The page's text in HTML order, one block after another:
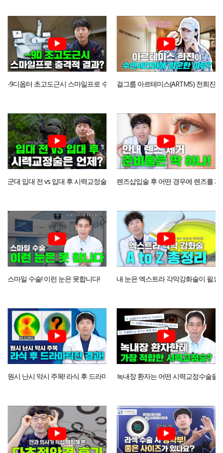
-9디옵터 초고도근시 스마일프로 수술 결과가 이렇게 좋다고?
걸그룹 아르테미스(ARTMS) 전희진
군대 입대 전 vs 입대 후 시력교정술은 언제 하는게 좋을까요?
렌즈삽입술 후 어떤 경우에 렌즈를
스마일 수술! 이런 눈은 못합니다! 내 눈은 엑스트라 각막강화술이 필요
원시 난시 약시 주목! 라식 후 드라마틱한 결과 공개녹내장 환자는 어떤 시력교정수술을